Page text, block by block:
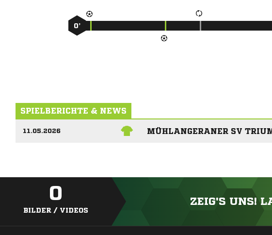
0’
SPIELBERICHTE & NEWS
11.05.2026 MÜHLANGERANER SV
0
BILDER / VIDEOS
ZEIG'S UNS!